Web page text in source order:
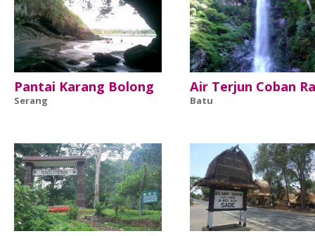
Pantai Karang Bolong
Serang
Air Terjun Coban
Batu